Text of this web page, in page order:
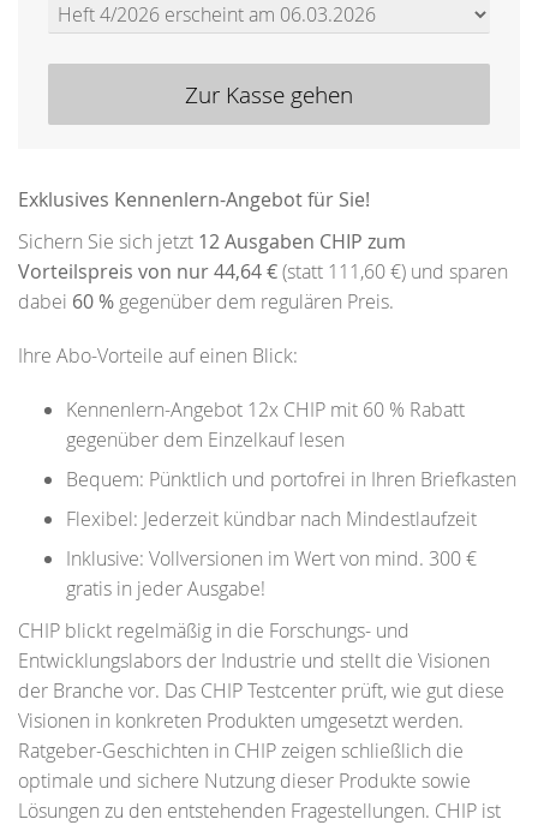
Zur Kasse gehen
Exklusives Kennenlern-Angebot für Sie!
Sichern Sie sich jetzt 12 Ausgaben CHIP zum
Vorteilspreis von nur 44,64 €(statt 111,60 €) und sparen
dabei 60 % gegenüber dem regulären Preis.
Ihre Abo-Vorteile auf einen Blick:
Kennenlern-Angebot 12x CHIP mit 60 % Rabatt
gegenüber dem Einzelkauf lesen
Bequem: Pünktlich und portofrei in Ihren Briefkasten
Flexibel: Jederzeit kündbar nach Mindestlaufzeit
Inklusive: Vollversionen im Wert von mind. 300 €
gratis in jeder Ausgabe!
CHIP blickt regelmäßig in die Forschungs- und
Entwicklungslabors der Industrie und stellt die Visionen
der Branche vor. Das CHIP Testcenter prüft, wie gut diese
Visionen in konkreten Produkten umgesetzt werden.
Ratgeber-Geschichten in CHIP zeigen schließlich die
optimale und sichere Nutzung dieser Produkte sowie
Lösungen zu den entstehenden Fragestellungen. CHIP ist